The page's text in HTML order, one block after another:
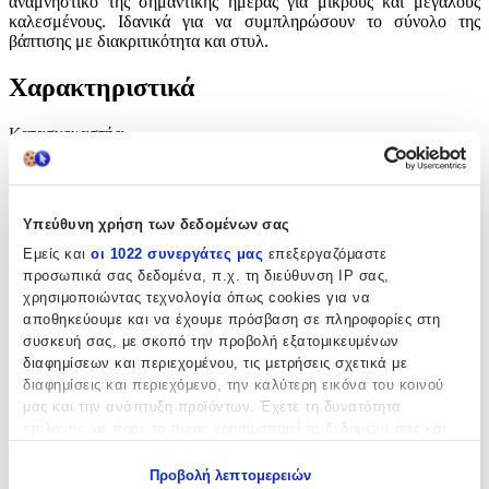
Υπεύθυνη χρήση των δεδομένων σας
Εμείς και οι 1022 συνεργάτες μας επεξεργαζόμαστε
προσωπικά σας δεδομένα, π.χ. τη διεύθυνση IP σας,
χρησιμοποιώντας τεχνολογία όπως cookies για να
αποθηκεύουμε και να έχουμε πρόσβαση σε πληροφορίες στη
συσκευή σας, με σκοπό την προβολή εξατομικευμένων
διαφημίσεων και περιεχομένου, τις μετρήσεις σχετικά με
διαφημίσεις και περιεχόμενο, την καλύτερη εικόνα του κοινού
μας και την ανάπτυξη προϊόντων. Έχετε τη δυνατότητα
Προβολή λεπτομερειών
καλεσμένους. Ιδανικά για να συμπληρώσουν το σύνολο της
βάπτισης με διακριτικότητα και στυλ.
Χαρακτηριστικά
Κατασκευαστής:
Βραχιολάκι
Τεμάχια:
50
τμχ
Υλικό
Σχοινί